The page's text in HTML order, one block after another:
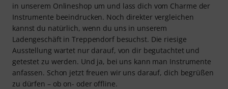
in unserem Onlineshop um und lass dich vom Charme der
Instrumente beeindrucken. Noch direkter vergleichen
kannst du natürlich, wenn du uns in unserem
Ladengeschäft in Treppendorf besuchst. Die riesige
Ausstellung wartet nur darauf, von dir begutachtet und
getestet zu werden. Und ja, bei uns kann man Instrumente
anfassen. Schon jetzt freuen wir uns darauf, dich begrüßen
zu dürfen – ob on- oder offline.